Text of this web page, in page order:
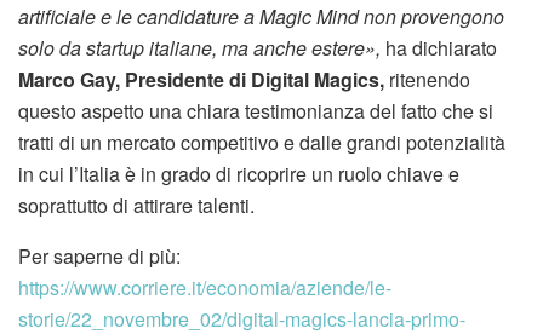
artificiale e le candidature a Magic Mind non provengono
solo da startup italiane, ma anche estere», ha dichiarato
Marco Gay, Presidente di Digital Magics, ritenendo
questo aspetto una chiara testimonianza del fatto che si
tratti di un mercato competitivo e dalle grandi potenzialità
in cui l’Italia è in grado di ricoprire un ruolo chiave e
soprattutto di attirare talenti.
Per saperne di più:
https://www.corriere.it/economia/aziende/le-
storie/22_novembre_02/digital-magics-lancia-primo-